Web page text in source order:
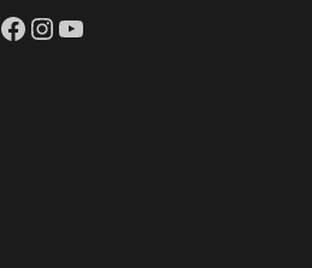
facebook
Instagram
YouTube